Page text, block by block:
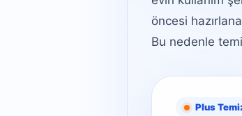
öncesi
Bu nedenle
Plus